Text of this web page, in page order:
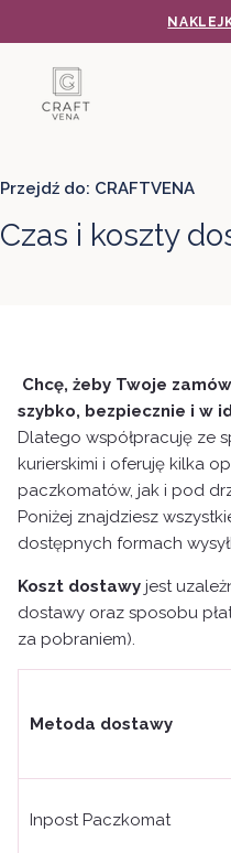
Przejdź do: CRAFTVENA
Czas i koszty
Chcę, żeby Twoje
szybko, bezpiecznie i w
Dlatego współpracuję ze
kurierskimi i oferuję kilka
paczkomatów, jak i pod
Poniżej znajdziesz
dostępnych formach
Koszt dostawy jest
dostawy oraz sposobu
za pobraniem).
Metoda dostawy
Inpost Paczkomat